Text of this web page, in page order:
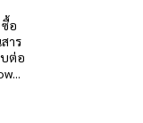
อ
าร
ต่อ